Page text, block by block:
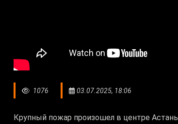
1076 03.07.2025, 18:06
Крупный пожар произошел в центре